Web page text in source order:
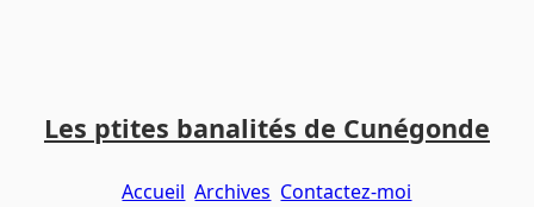
contenu
menuLes ptites banalités de Cunégonde
Accueil Archives Contactez-moi